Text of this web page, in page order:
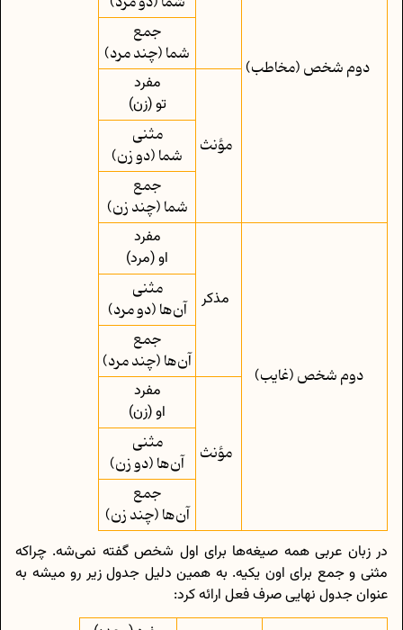
دوم‌ شخص (مخاطب)
جمع
شما (چند مرد)
مؤنث
مفرد
تو (زن)
مثنی
شما (دو زن)
جمع
شما (چند زن)
دوم‌ شخص (غایب)
مذکر
مفرد
او (مرد)
مثنی
آن‌ها (دو مرد)
جمع
آن‌ها (چند مرد)
مؤنث
مفرد
او (زن)
مثنی
آن‌ها (دو زن)
جمع
آن‌ها (چند زن)
در زبان عربی همه صیغه‌ها برای اول شخص گفته نمی‌‌شه. چراکه
مثنی و جمع برای اون یکیه. به همین دلیل جدول زیر رو میشه به
عنوان جدول نهایی صرف فعل ارائه کرد: